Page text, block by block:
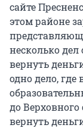
сайте
этом районе
несколько
вернуть
одно дело, где
до
вернуть